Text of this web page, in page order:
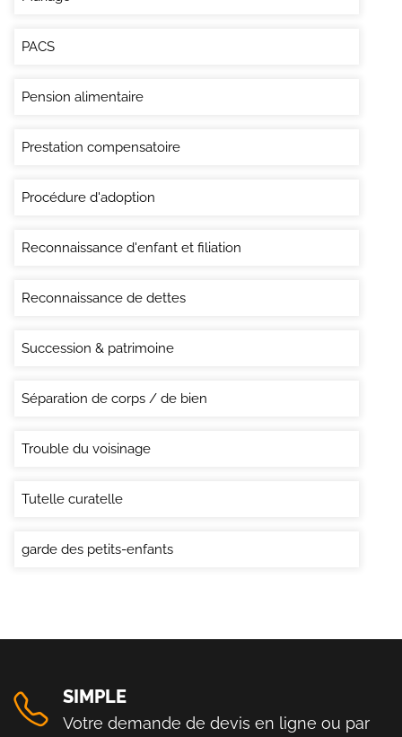
PACS
Pension alimentaire
Prestation compensatoire
Procédure d'adoption
Reconnaissance d'enfant et filiation
Reconnaissance de dettes
Succession & patrimoine
Séparation de corps / de bien
Trouble du voisinage
Tutelle curatelle
garde des petits-enfants
SIMPLE
Votre demande de devis en ligne ou par